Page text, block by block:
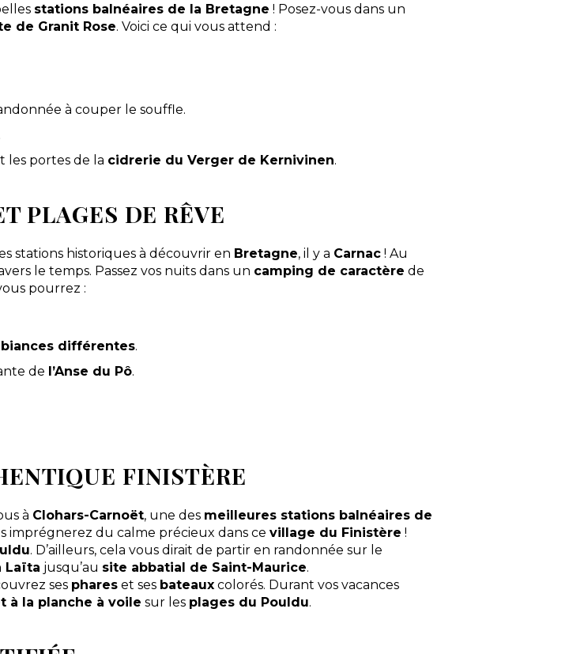
stations balnéaires de la Bretagne ! Posez-vous dans un
de Granit Rose. Voici ce qui vous attend :
à couper le souffle.
les portes de la cidrerie du Verger de Kernivinen.
PLAGES DE RÊVE
stations historiques à découvrir en Bretagne, il y a Carnac ! Au
le temps. Passez vos nuits dans un camping de caractère de
pourrez :
différentes.
de l’Anse du Pô.
FINISTÈRE
à Clohars-Carnoët, une des meilleures stations balnéaires de
imprégnerez du calme précieux dans cevillage du Finistère !
. D’ailleurs, cela vous dirait de partir en randonnée sur le
Laïta jusqu’au site abbatial de Saint-Maurice.
ses phares et ses bateaux colorés. Durant vos vacances
à la planche à voile sur les plages du Pouldu.